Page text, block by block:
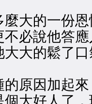
的一份恩
不必說他答
大大的鬆了
因加起來
個大好人了